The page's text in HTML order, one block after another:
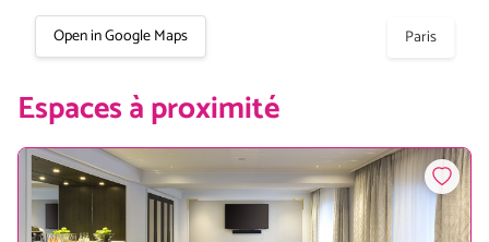
Open in Google Maps Paris
Espaces à proximité